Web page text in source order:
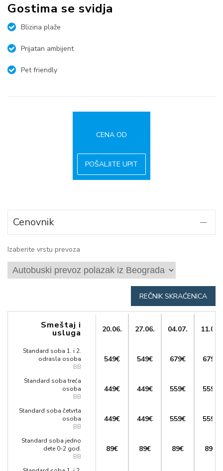
Gostima se svidja
Blizina plaže
Prijatan ambijent
Pet friendly
CENA OD
POŠALJITE UPIT
Cenovnik
Izaberite vrstu prevoza
REČNIK SKRAĆENICA
Smeštaj i
usluga
Standard soba 1. i 2.
odrasla osoba
BB
Standard soba treća
osoba
BB
Standard soba četvrta
osoba
BB
Standard soba jedno
dete 0-2 god.
BB
20.06.
549€
449€
449€
89€
27.06.
549€
449€
449€
89€
04.07.
679€
559€
559€
89€
11.07.
679€
559€
559€
89€